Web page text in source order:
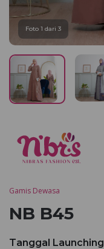
Foto 1 dari 3
Gamis Dewasa
NB B45
Tanggal Launching